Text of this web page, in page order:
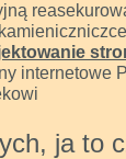
internetowe
ja to